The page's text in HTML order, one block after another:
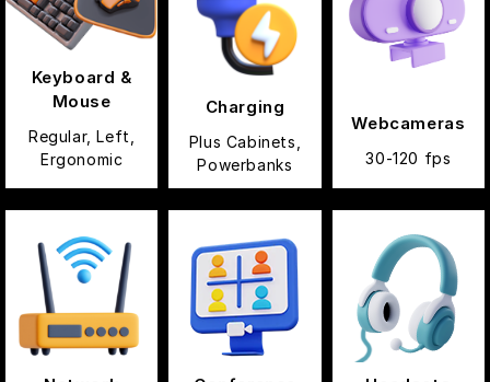
Keyboard &
Mouse
Regular, Left,
Ergonomic
Charging
Plus Cabinets,
Powerbanks
Webcameras
30-120 fps